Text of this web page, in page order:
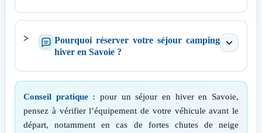
Pourquoi réserver votre séjour camping
hiver en Savoie ?
Conseil pratique : pour un séjour en hiver en Savoie,
pensez à vérifier l’équipement de votre véhicule avant le
départ, notamment en cas de fortes chutes de neige